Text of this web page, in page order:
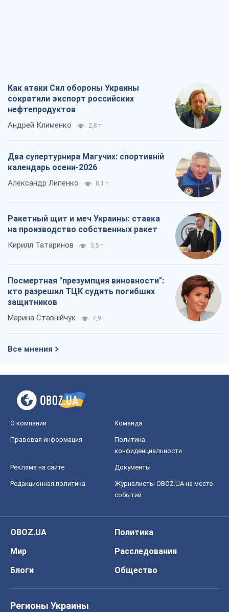
Как атаки Сил обороны Украины
сократили экспорт российских
нефтепродуктов
Андрей Клименко 2,8 т.
Два супертурнира Магучих: спортивній
календарь осени-2026
Александр Липенко 8,1 т.
Ракетный щит и меч Украины: ставка
на производство собственных ракет
Кирилл Татаринов 3,5 т.
Посмертная "презумпция виновности":
кто разрешил ТЦК судить погибших
защитников
Марина Ставнійчук 7,9 т.
Все мнения
О компании Команда
Правовая информация
Политика
конфиденциальности
Реклама на сайте Документы
Редакционная политика
Журналисты OBOZ.UA на месте
событий
OBOZ.UA
Политика
Мир
Расследования
Блоги
Общество
Регионы Украины